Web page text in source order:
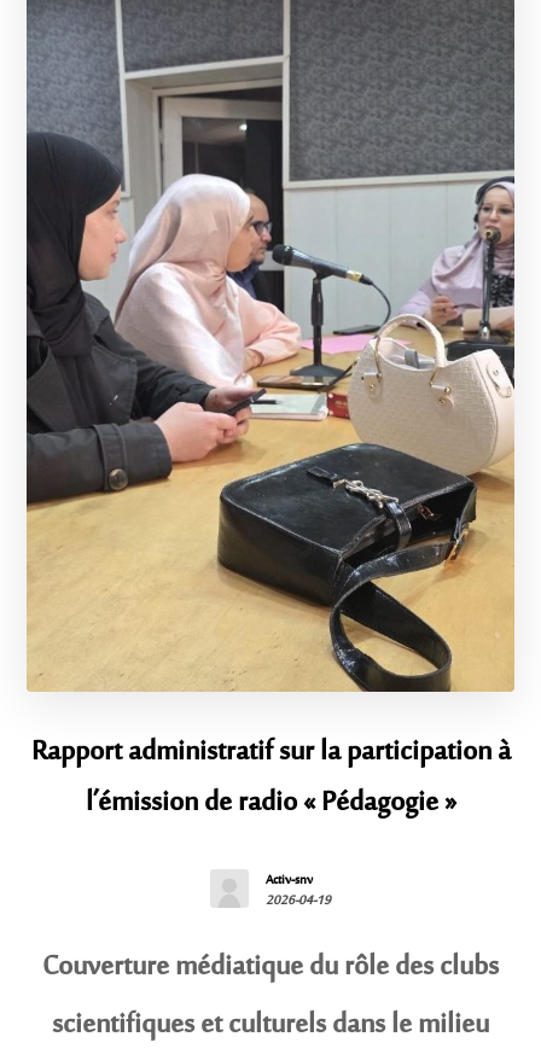
Rapport administratif sur la participation à
l’émission de radio « Pédagogie »
Activ-snv
2026-04-19
Couverture médiatique du rôle des clubs
scientifiques et culturels dans le milieu